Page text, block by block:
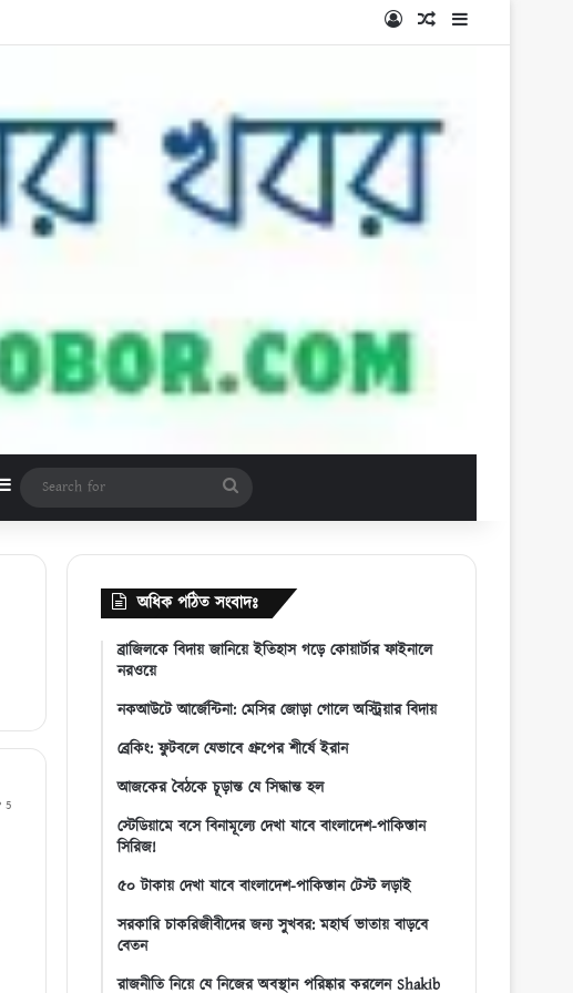
Log InRandom Article
Sidebar
Sidebar
Search
for
5
অধিক পঠিত সংবাদঃ
ব্রাজিলকে বিদায় জানিয়ে ইতিহাস গড়ে কোয়ার্টার ফাইনালে
নরওয়ে
নকআউটে আর্জেন্টিনা: মেসির জোড়া গোলে অস্ট্রিয়ার বিদায়
ব্রেকিং: ফুটবলে যেভাবে গ্রুপের শীর্ষে ইরান
আজকের বৈঠকে চূড়ান্ত যে সিদ্ধান্ত হল
স্টেডিয়ামে বসে বিনামূল্যে দেখা যাবে বাংলাদেশ-পাকিস্তান
সিরিজ!
৫০ টাকায় দেখা যাবে বাংলাদেশ-পাকিস্তান টেস্ট লড়াই
সরকারি চাকরিজীবীদের জন্য সুখবর: মহার্ঘ ভাতায় বাড়বে
বেতন
রাজনীতি নিয়ে যে নিজের অবস্থান পরিষ্কার করলেন Shakib